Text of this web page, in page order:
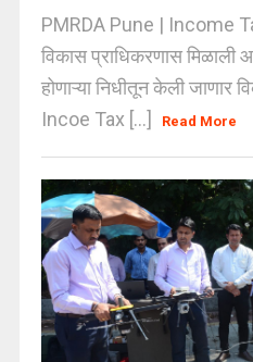
PMRDA Pune | Income
विकास प्राधिकरणास
होणाऱ्या निधीतून केली
Incoe Tax [...]
Read More